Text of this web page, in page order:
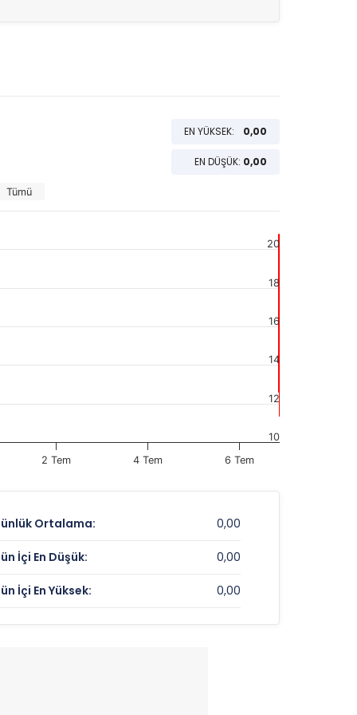
EN YÜKSEK: 0,00
EN DÜŞÜK: 0,00
Tümü
2 Tem 4 Tem 6 Tem
10
12
14
16
18
20
Ortalama: 0,00
İçi En Düşük: 0,00
İçi En Yüksek: 0,00